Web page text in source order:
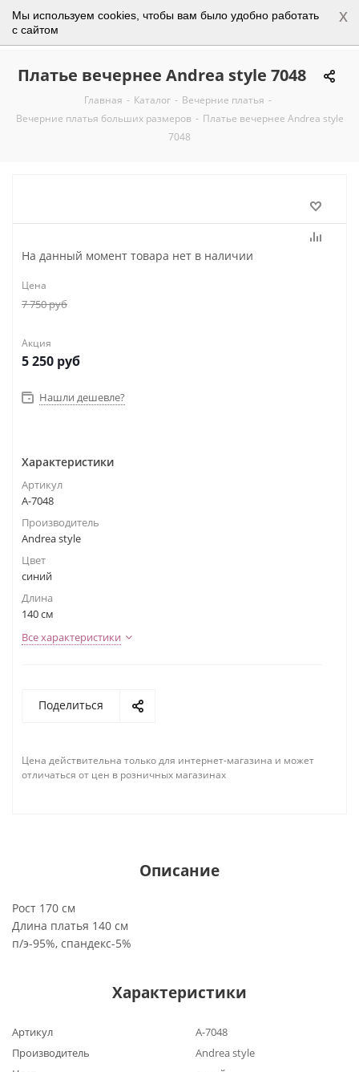
Мы используем cookies, чтобы вам было удобно работать
с сайтом
x
0
Платье вечернее Andrea style 7048
Главная - Каталог - Вечерние платья -
Вечерние платья больших размеров - Платье вечернее Andrea style
7048
На данный момент товара нет в наличии
Цена
7 750руб
Акция
5 250 руб
Нашли дешевле?
Характеристики
Артикул
А-7048
Производитель
Andrea style
Цвет
синий
Длина
140 см
Все характеристики
Поделиться
Цена действительна только для интернет-магазина и может
отличаться от цен в розничных магазинах
Описание
Рост 170 см
Длина платья 140 см
п/э-95%, спандекс-5%
Характеристики
Артикул
А-7048
Производитель
Andrea style